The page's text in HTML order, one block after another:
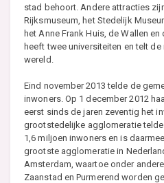
stad behoort. Andere attracties
Rijksmuseum, het Stedelijk
het Anne Frank Huis, de Wallen
heeft twee universiteiten en telt
wereld.
Eind november 2013 telde de
inwoners. Op 1 december 2012
eerst sinds de jaren zeventig het
grootstedelijke agglomeratie
1,6 miljoen inwoners en is
grootste agglomeratie in
Amsterdam, waartoe onder
Zaanstad en Purmerend worden